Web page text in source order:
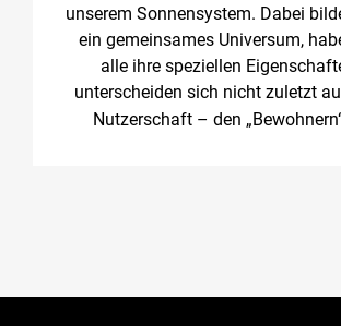
unserem Sonnensystem. Dabei
ein gemeinsames Universum,
alle ihre speziellen
unterscheiden sich nicht zuletzt
Nutzerschaft – den